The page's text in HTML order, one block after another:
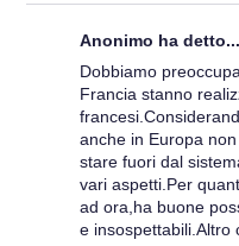
Anonimo ha detto...
Dobbiamo
Francia stanno
anche in Europa
stare fuori dal
vari aspetti.Per
ad ora,ha buone
e insospettabili.Altro